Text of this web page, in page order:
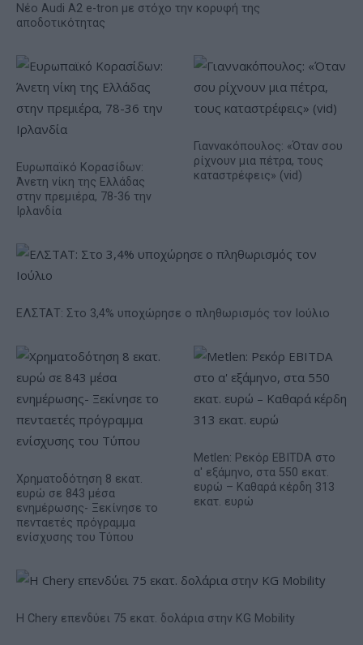
Νέο Audi A2 e-tron με στόχο την κορυφή της
αποδοτικότητας
Ευρωπαϊκό Κορασίδων:
Άνετη νίκη της Ελλάδας
στην πρεμιέρα, 78-36 την
Ιρλανδία
Γιαννακόπουλος: «Όταν σου
ρίχνουν μια πέτρα, τους
καταστρέφεις» (vid)
ΕΛΣΤΑΤ: Στο 3,4% υποχώρησε ο πληθωρισμός τον Ιούλιο
Χρηματοδότηση 8 εκατ.
ευρώ σε 843 μέσα
ενημέρωσης- Ξεκίνησε το
πενταετές πρόγραμμα
ενίσχυσης του Τύπου
Metlen: Ρεκόρ EBITDA στο
α' εξάμηνο, στα 550 εκατ.
ευρώ – Καθαρά κέρδη 313
εκατ. ευρώ
Η Chery επενδύει 75 εκατ. δολάρια στην KG Mobility